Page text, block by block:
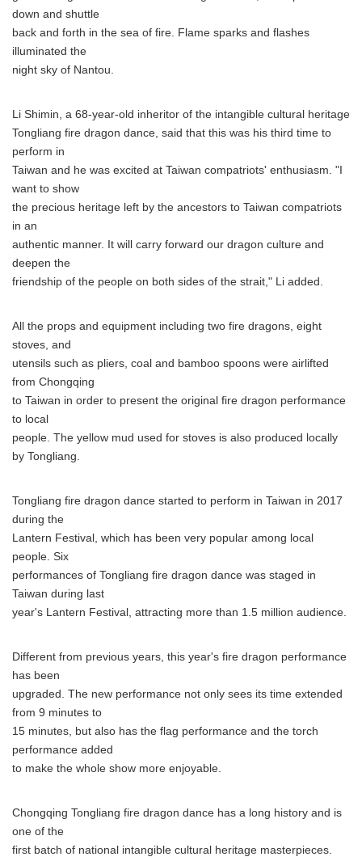
down and shuttle
back and forth in the sea of fire. Flame sparks and flashes
illuminated the
night sky of Nantou.
Li Shimin, a 68-year-old inheritor of the intangible cultural heritage
Tongliang fire dragon dance, said that this was his third time to
perform in
Taiwan and he was excited at Taiwan compatriots' enthusiasm. "I
want to show
the precious heritage left by the ancestors to Taiwan compatriots
in an
authentic manner. It will carry forward our dragon culture and
deepen the
friendship of the people on both sides of the strait," Li added.
All the props and equipment including two fire dragons, eight
stoves, and
utensils such as pliers, coal and bamboo spoons were airlifted
from Chongqing
to Taiwan in order to present the original fire dragon performance
to local
people. The yellow mud used for stoves is also produced locally
by Tongliang.
Tongliang fire dragon dance started to perform in Taiwan in 2017
during the
Lantern Festival, which has been very popular among local
people. Six
performances of Tongliang fire dragon dance was staged in
Taiwan during last
year's Lantern Festival, attracting more than 1.5 million audience.
Different from previous years, this year's fire dragon performance
has been
upgraded. The new performance not only sees its time extended
from 9 minutes to
15 minutes, but also has the flag performance and the torch
performance added
to make the whole show more enjoyable.
Chongqing Tongliang fire dragon dance has a long history and is
one of the
first batch of national intangible cultural heritage masterpieces.